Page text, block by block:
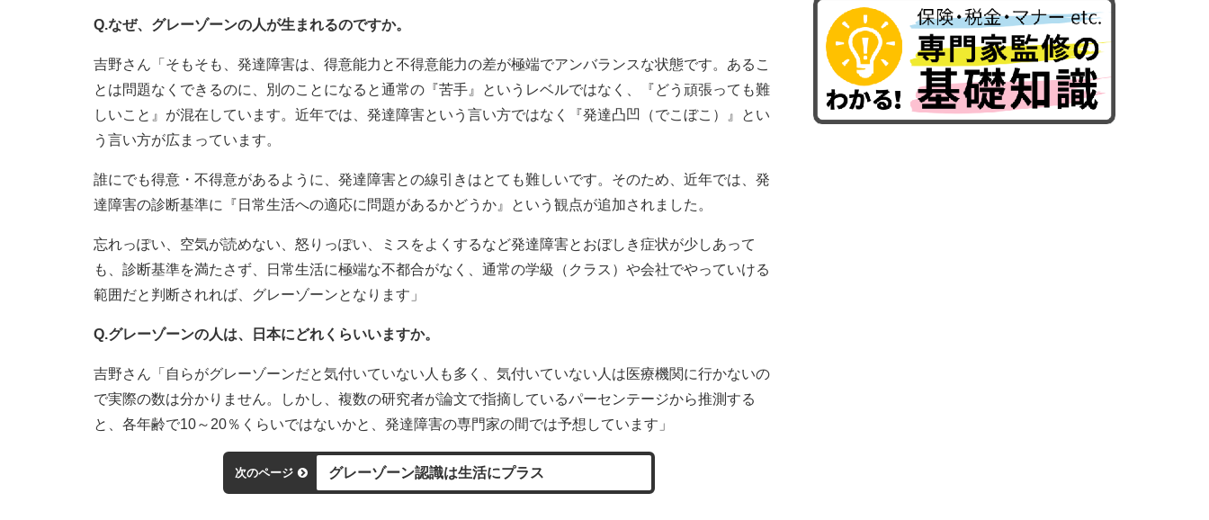
Q.なぜ、グレーゾーンの人が生まれるのですか。
吉野さん「そもそも、発達障害は、得意能力と不得意能力の差が極端でアンバランスな状態です。あるこ
とは問題なくできるのに、別のことになると通常の『苦手』というレベルではなく、『どう頑張っても難
しいこと』が混在しています。近年では、発達障害という言い方ではなく『発達凸凹（でこぼこ）』とい
う言い方が広まっています。
誰にでも得意・不得意があるように、発達障害との線引きはとても難しいです。そのため、近年では、発
達障害の診断基準に『日常生活への適応に問題があるかどうか』という観点が追加されました。
忘れっぽい、空気が読めない、怒りっぽい、ミスをよくするなど発達障害とおぼしき症状が少しあって
も、診断基準を満たさず、日常生活に極端な不都合がなく、通常の学級（クラス）や会社でやっていける
範囲だと判断されれば、グレーゾーンとなります」
Q.グレーゾーンの人は、日本にどれくらいいますか。
吉野さん「自らがグレーゾーンだと気付いていない人も多く、気付いていない人は医療機関に行かないの
で実際の数は分かりません。しかし、複数の研究者が論文で指摘しているパーセンテージから推測する
と、各年齢で10～20％くらいではないかと、発達障害の専門家の間では予想しています」
次のページ グレーゾーン認識は生活にプラス